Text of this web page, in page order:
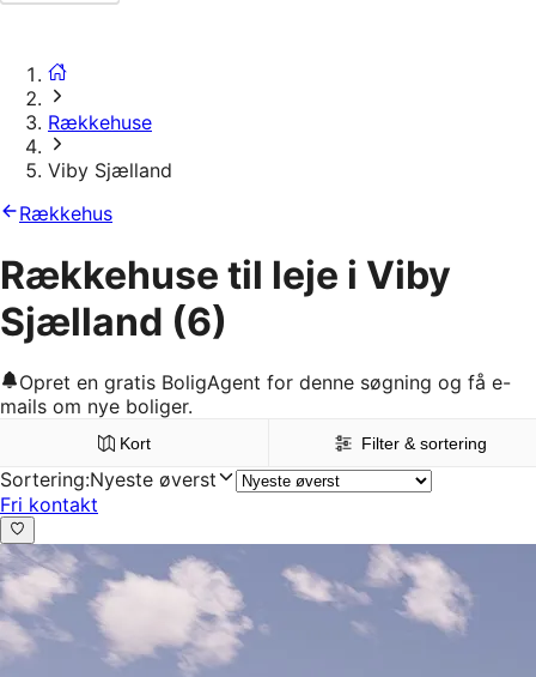
Rækkehuse
Viby Sjælland
Rækkehus
Rækkehuse til leje i Viby
Sjælland (6)
Opret en gratis BoligAgent for denne søgning og få e-
mails om nye boliger.
Kort Filter & sortering
Sortering:Nyeste øverst
Fri kontakt